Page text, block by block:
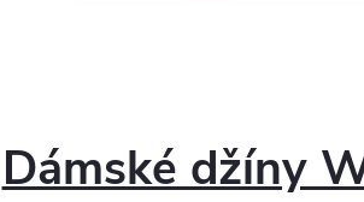
Dámské džíny